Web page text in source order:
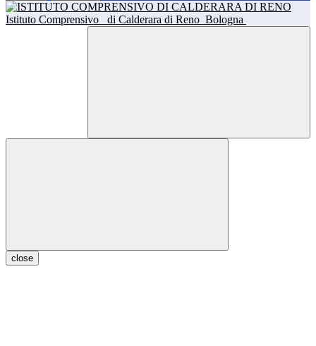
Istituto Comprensivo di Calderara di Reno Bologna
close